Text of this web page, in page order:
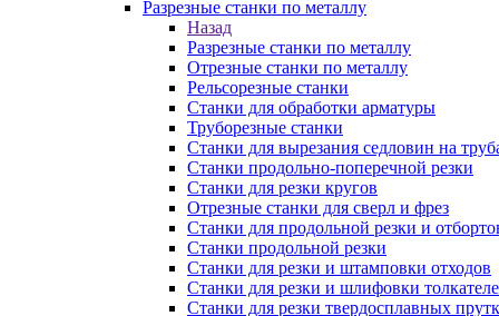
Разрезные станки по металлу
Назад
Разрезные станки по металлу
Отрезные станки по металлу
Рельсорезные станки
Станки для обработки арматуры
Труборезные станки
Станки для вырезания седловин на
Станки продольно-поперечной резки
Станки для резки кругов
Отрезные станки для сверл и фрез
Станки для продольной резки и
Станки продольной резки
Станки для резки и штамповки отходов
Станки для резки и шлифовки
Станки для резки твердосплавных